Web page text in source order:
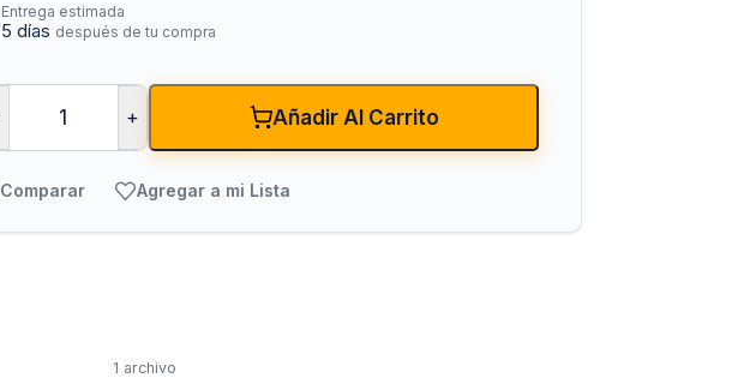
Tuberías y Conexiones
Cobre y Latón
Entrega estimada
5 días después de tu compra
+ Añadir Al Carrito
Comparar Agregar a mi Lista
1 archivo